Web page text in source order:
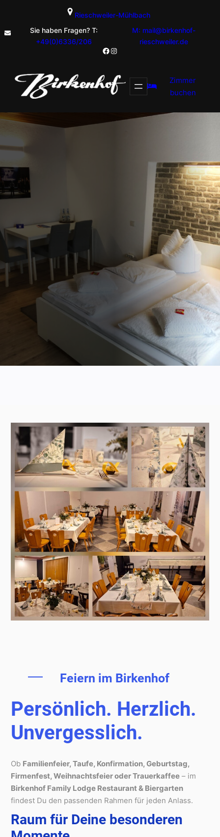
springen
Rieschweiler-Mühlbach
Sie haben Fragen? T:
+49(0)6336/206
M: mail@birkenhof-
rieschweiler.de
Facebook
Instagram
Zimmer
buchen
Feiern im Birkenhof
Persönlich. Herzlich.
Unvergesslich.
Ob Familienfeier, Taufe, Konfirmation, Geburtstag,
Firmenfest, Weihnachtsfeier oder Trauerkaffee – im
Birkenhof Family Lodge Restaurant & Biergarten
findest Du den passenden Rahmen für jeden Anlass.
Raum für Deine besonderen